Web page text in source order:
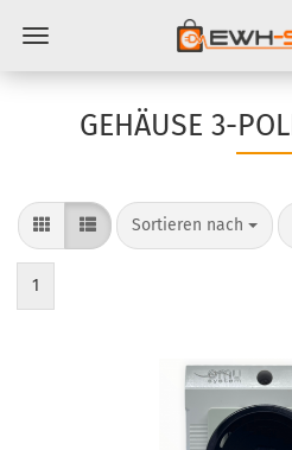
GEHÄUSE 3-​
Sortieren nach
Sortieren nach
1